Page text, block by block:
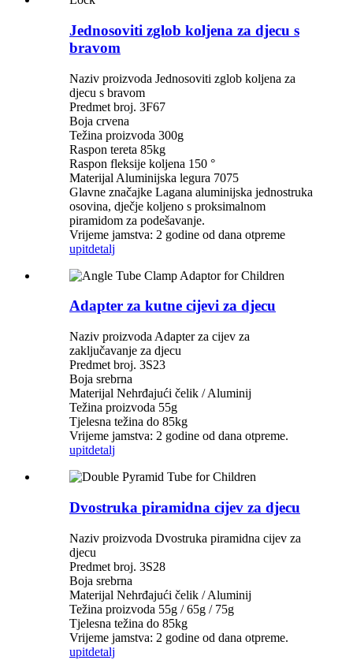
Jednosoviti zglob koljena za djecu s
bravom
Naziv proizvoda Jednosoviti zglob koljena za
djecu s bravom
Predmet broj. 3F67
Boja crvena
Težina proizvoda 300g
Raspon tereta 85kg
Raspon fleksije koljena 150 °
Materijal Aluminijska legura 7075
Glavne značajke Lagana aluminijska jednostruka
osovina, dječje koljeno s proksimalnom
piramidom za podešavanje.
Vrijeme jamstva: 2 godine od dana otpreme
upitdetalj
Adapter za kutne cijevi za djecu
Naziv proizvoda Adapter za cijev za
zaključavanje za djecu
Predmet broj. 3S23
Boja srebrna
Materijal Nehrđajući čelik / Aluminij
Težina proizvoda 55g
Tjelesna težina do 85kg
Vrijeme jamstva: 2 godine od dana otpreme.
upitdetalj
Dvostruka piramidna cijev za djecu
Naziv proizvoda Dvostruka piramidna cijev za
djecu
Predmet broj. 3S28
Boja srebrna
Materijal Nehrđajući čelik / Aluminij
Težina proizvoda 55g / 65g / 75g
Tjelesna težina do 85kg
Vrijeme jamstva: 2 godine od dana otpreme.
upitdetalj